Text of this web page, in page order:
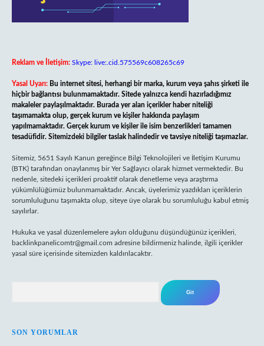
Reklam ve İletişim: Skype: live:.cid.575569c608265c69
Yasal Uyarı: Bu internet sitesi, herhangi bir marka, kurum veya şahıs şirketi ile
hiçbir bağlantısı bulunmamaktadır. Sitede yalnızca kendi hazırladığımız
makaleler paylaşılmaktadır. Burada yer alan içerikler haber niteliği
taşımamakta olup, gerçek kurum ve kişiler hakkında paylaşım
yapılmamaktadır. Gerçek kurum ve kişiler ile isim benzerlikleri tamamen
tesadüfidir. Sitemizdeki bilgiler taslak halindedir ve tavsiye niteliği taşımazlar.
Sitemiz, 5651 Sayılı Kanun gereğince Bilgi Teknolojileri ve İletişim Kurumu
(BTK) tarafından onaylanmış bir Yer Sağlayıcı olarak hizmet vermektedir. Bu
nedenle, sitedeki içerikleri proaktif olarak denetleme veya araştırma
yükümlülüğümüz bulunmamaktadır. Ancak, üyelerimiz yazdıkları içeriklerin
sorumluluğunu taşımakta olup, siteye üye olarak bu sorumluluğu kabul etmiş
sayılırlar.
Hukuka ve yasal düzenlemelere aykırı olduğunu düşündüğünüz içerikleri,
backlinkpanelicomtr@gmail.com adresine bildirmeniz halinde, ilgili içerikler
yasal süre içerisinde sitemizden kaldırılacaktır.
SON YORUMLAR